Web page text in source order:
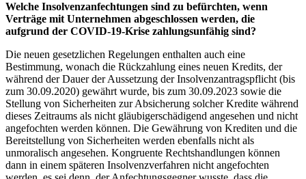
Welche Insolvenzanfechtungen sind zu befürchten, wenn
Verträge mit Unternehmen abgeschlossen werden, die
aufgrund der COVID-19-Krise zahlungsunfähig sind?
Die neuen gesetzlichen Regelungen enthalten auch eine
Bestimmung, wonach die Rückzahlung eines neuen Kredits, der
während der Dauer der Aussetzung der Insolvenzantragspflicht (bis
zum 30.09.2020) gewährt wurde, bis zum 30.09.2023 sowie die
Stellung von Sicherheiten zur Absicherung solcher Kredite während
dieses Zeitraums als nicht gläubigerschädigend angesehen und nicht
angefochten werden können. Die Gewährung von Krediten und die
Bereitstellung von Sicherheiten werden ebenfalls nicht als
unmoralisch angesehen. Kongruente Rechtshandlungen können
dann in einem späteren Insolvenzverfahren nicht angefochten